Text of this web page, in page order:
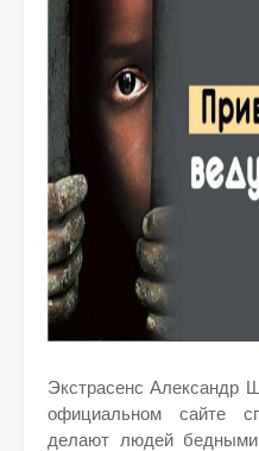
Экстрасенс Александр
официальном сайте
делают людей